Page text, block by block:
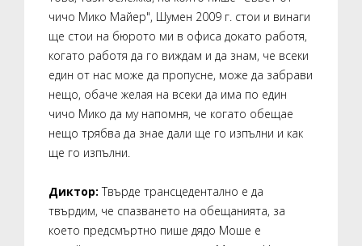
чичо Мико Майер", Шумен 2009 г. стои и винаги
ще стои на бюрото ми в офиса докато работя,
когато работя да го виждам и да знам, че всеки
един от нас може да пропусне, може да забрави
нещо, обаче желая на всеки да има по един
чичо Мико да му напомня, че когато обещае
нещо трябва да знае дали ще го изпълни и как
ще го изпълни.
Диктор: Твърде трансцедентално е да
твърдим, че спазването на обещанията, за
което предсмъртно пише дядо Моше е